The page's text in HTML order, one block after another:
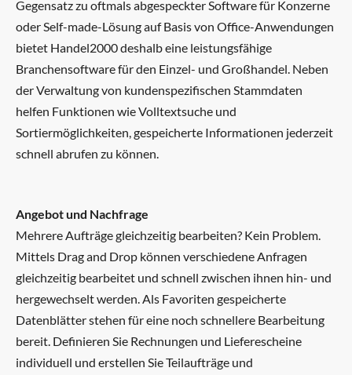
Gegensatz zu oftmals abgespeckter Software für Konzerne
oder Self-made-Lösung auf Basis von Office-Anwendungen
bietet Handel2000 deshalb eine leistungsfähige
Branchensoftware für den Einzel- und Großhandel. Neben
der Verwaltung von kundenspezifischen Stammdaten
helfen Funktionen wie Volltextsuche und
Sortiermöglichkeiten, gespeicherte Informationen jederzeit
schnell abrufen zu können.
Angebot und Nachfrage
Mehrere Aufträge gleichzeitig bearbeiten? Kein Problem.
Mittels Drag and Drop können verschiedene Anfragen
gleichzeitig bearbeitet und schnell zwischen ihnen hin- und
hergewechselt werden. Als Favoriten gespeicherte
Datenblätter stehen für eine noch schnellere Bearbeitung
bereit. Definieren Sie Rechnungen und Lieferescheine
individuell und erstellen Sie Teilaufträge und